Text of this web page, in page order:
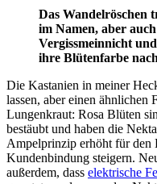
Das Wandelröschen
im Namen, aber
Vergissmeinnicht
ihre Blütenfarbe
Die Kastanien in meiner
lassen, aber einen ähnlichen
Lungenkraut: Rosa Blüten
bestäubt und haben die
Ampelprinzip erhöht für den
Kundenbindung steigern.
außerdem, dass elektrische